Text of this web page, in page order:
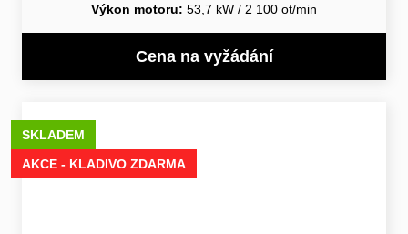
Výkon motoru: 53,7 kW / 2 100 ot/min
Cena na vyžádání
SKLADEM
AKCE - KLADIVO ZDARMA